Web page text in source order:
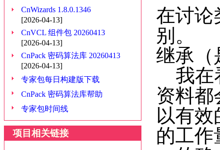
CnWizards 1.8.0.1346
[2026-04-13]
CnVCL 组件包 20260413
[2026-04-13]
CnPack 密码算法库 20260413
[2026-04-13]
专家包每日构建版下载
CnPack 密码算法库帮助
专家包时间线
项目相关链接
在讨论
别。
继承（
我在
资料都
以有
的工作